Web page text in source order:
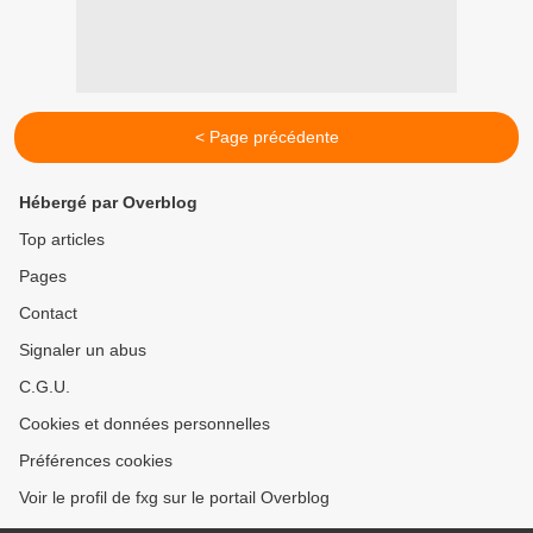
< Page précédente
Hébergé par Overblog
Top articles
Pages
Contact
Signaler un abus
C.G.U.
Cookies et données personnelles
Préférences cookies
Voir le profil de fxg sur le portail Overblog